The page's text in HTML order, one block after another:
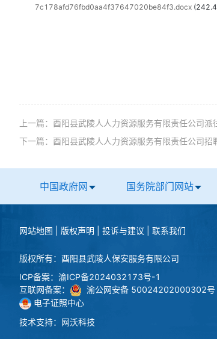
7c178afd76fbd0aa4f37647020be84f3.docx
上一篇： 酉阳县武陵人人力资源服务有限责任公司
下一篇： 酉阳县武陵人人力资源服务有限责任公司招
中国政府网 国务院部门网站
网站地图 版权声明 投诉与建议 联系我们
版权所有：酉阳县武陵人保安服务有限公司
ICP备案： 渝ICP备2024032173号-1
互联网备案：
渝公网安备 50024202000302号
电子证照中心
技术支持： 网沃科技